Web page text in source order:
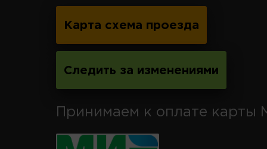
Карта схема проезда
Следить за изменениями
Принимаем к оплате карты